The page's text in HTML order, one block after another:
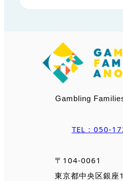
Gambling
TEL：050-
〒104-0061
東京都中央区銀